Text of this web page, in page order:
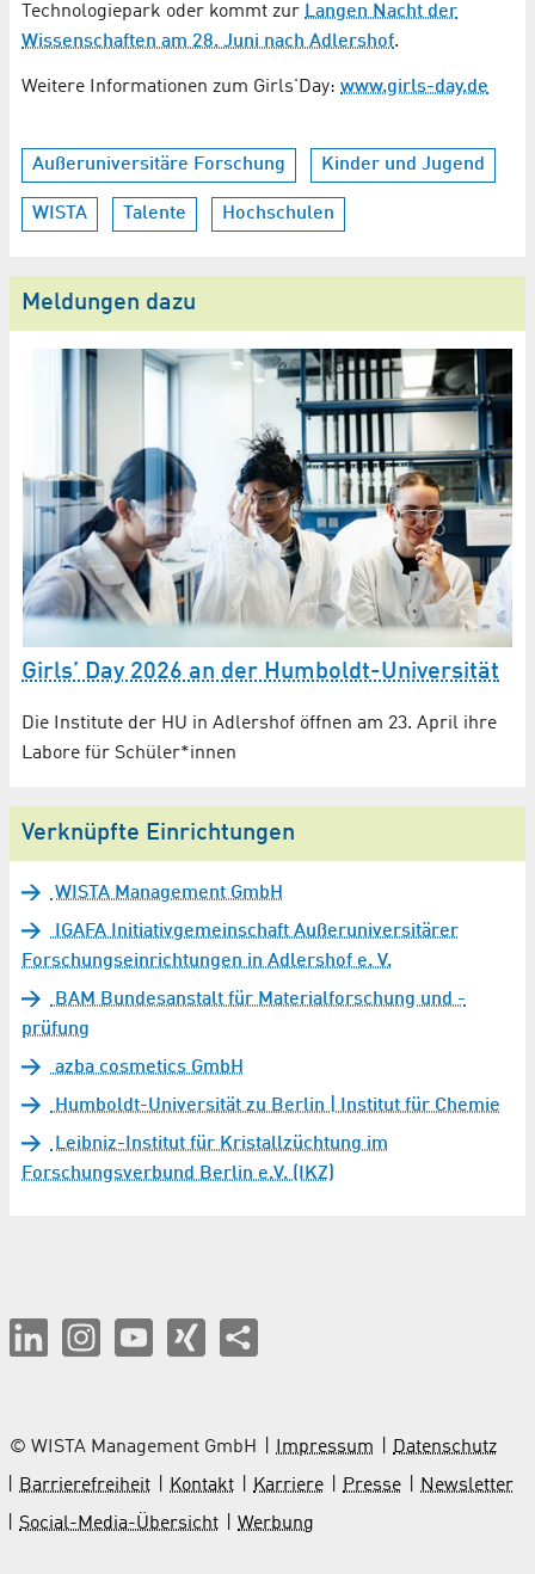
Technologiepark oder kommt zur Langen Nacht der
Wissenschaften am 28. Juni nach Adlershof.
Weitere Informationen zum Girls'Day: www.girls-day.de
Außeruniversitäre Forschung Kinder und Jugend
WISTA Talente Hochschulen
Meldungen dazu
Girls’ Day 2026 an der Humboldt-Universität
Die Institute der HU in Adlershof öffnen am 23. April ihre
Labore für Schüler*innen
Verknüpfte Einrichtungen
WISTA Management GmbH
IGAFA Initiativgemeinschaft Außeruniversitärer
Forschungseinrichtungen in Adlershof e. V.
BAM Bundesanstalt für Materialforschung und -
prüfung
azba cosmetics GmbH
Humboldt-Universität zu Berlin | Institut für Chemie
Leibniz-Institut für Kristallzüchtung im
Forschungsverbund Berlin e.V. (IKZ)
© WISTA Management GmbH Impressum
Datenschutz
Barrierefreiheit
Kontakt Karriere Presse
Newsletter
Social-Media-Übersicht
Werbung